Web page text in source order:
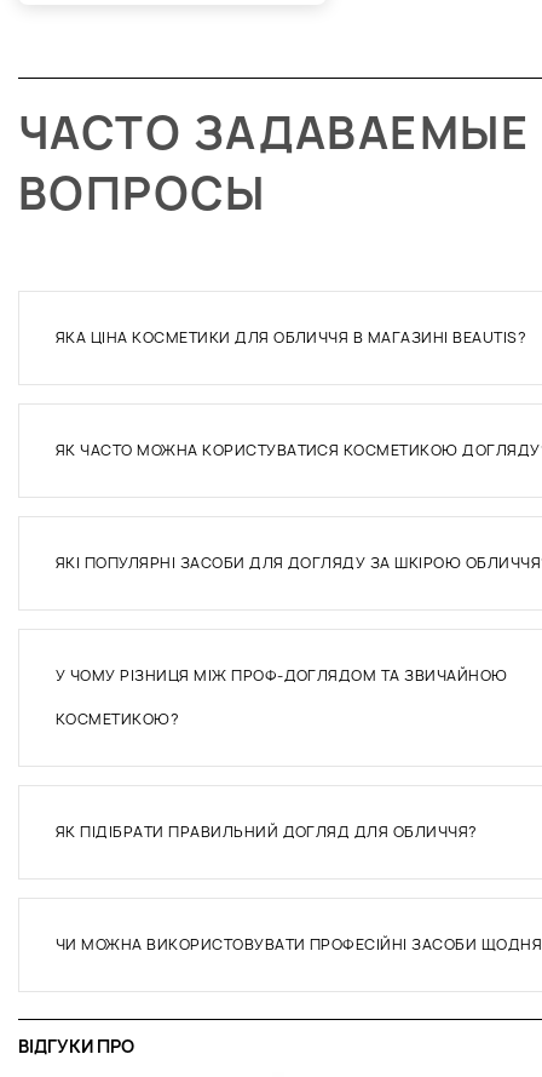
ЧАСТО ЗАДАВАЕМЫЕ
ВОПРОСЫ
ЯКА ЦІНА КОСМЕТИКИ ДЛЯ ОБЛИЧЧЯ В МАГАЗИНІ BEAUTIS?
ЯК ЧАСТО МОЖНА КОРИСТУВАТИСЯ КОСМЕТИКОЮ
ЯКІ ПОПУЛЯРНІ ЗАСОБИ ДЛЯ ДОГЛЯДУ ЗА ШКІРОЮ
У ЧОМУ РІЗНИЦЯ МІЖ ПРОФ-ДОГЛЯДОМ ТА ЗВИЧАЙНОЮ
КОСМЕТИКОЮ?
ЯК ПІДІБРАТИ ПРАВИЛЬНИЙ ДОГЛЯД ДЛЯ ОБЛИЧЧЯ?
ЧИ МОЖНА ВИКОРИСТОВУВАТИ ПРОФЕСІЙНІ ЗАСОБИ
ВІДГУКИ ПРО